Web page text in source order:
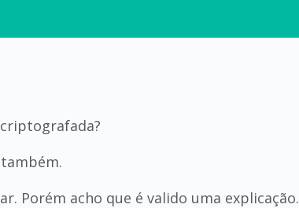
Porém acho que é valido uma explicação.